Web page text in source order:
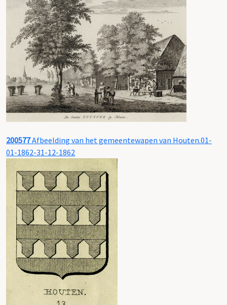
200577Afbeelding van het gemeentewapen van Houten.01-
01-1862-31-12-1862